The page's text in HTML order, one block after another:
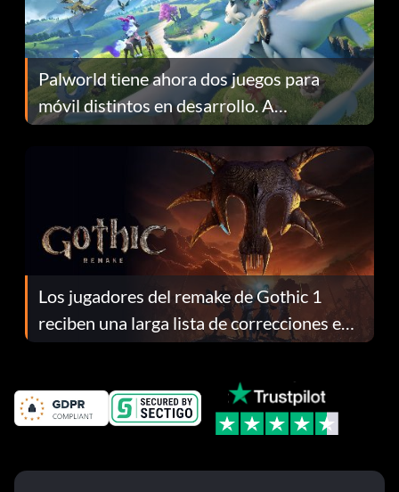
Palworld tiene ahora dos juegos para
móvil distintos en desarrollo. A
continuación te explicamos por qué.
Los jugadores del remake de Gothic 1
reciben una larga lista de correcciones en
el parche 1.0.4